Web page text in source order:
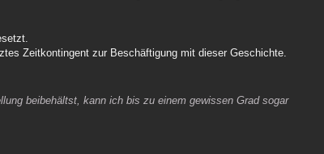
Zeitkontingent zur Beschäftigung mit dieser Geschichte.
beibehältst, kann ich bis zu einem gewissen Grad sogar